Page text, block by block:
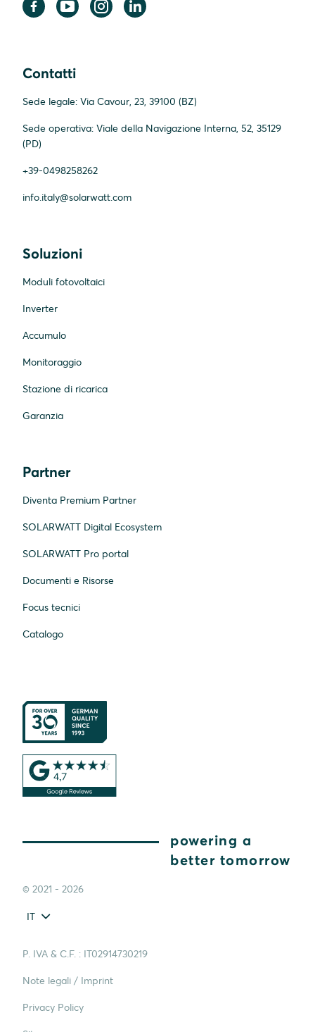
Contatti
Sede legale: Via Cavour, 23, 39100 (BZ)
Sede operativa: Viale della Navigazione Interna, 52, 35129
(PD)
+39-0498258262
info.italy@solarwatt.com
Soluzioni
Moduli fotovoltaici
Inverter
Accumulo
Monitoraggio
Stazione di ricarica
Garanzia
Partner
Diventa Premium Partner
SOLARWATT Digital Ecosystem
SOLARWATT Pro portal
Documenti e Risorse
Focus tecnici
Catalogo
powering a
better tomorrow
© 2021 - 2026
IT
P. IVA & C.F. : IT02914730219
Note legali / Imprint
Privacy Policy